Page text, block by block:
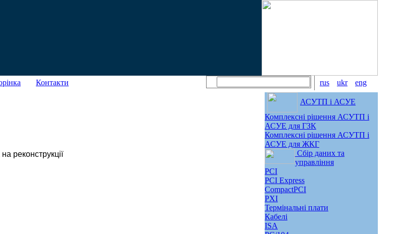
Контакти rus ukr eng
реконструкції
АСУТП і АСУЕ
Комплексні рішення АСУТП і
АСУЕ для ГЗК
Комплексні рішення АСУТП і
АСУЕ для ЖКГ
Сбір даних та
управління
PCI
PCI Express
CompactPCI
PXI
Термінальні плати
Кабелі
ISA